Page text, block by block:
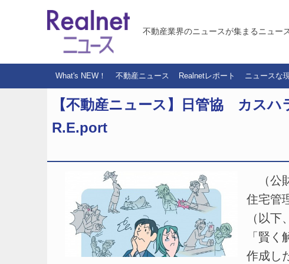
不動産業界のニュースが集まるニュー
What's NEW！ 不動産ニュース Realnetレポート ニュースな
【不動産ニュース】日管協 カスハ
R.E.port
（公
住宅管
（以
「賢
作成し